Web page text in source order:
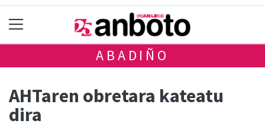
ABADIÑO
AHTaren obretara kateatu
dira